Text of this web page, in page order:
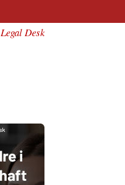
Legal Desk